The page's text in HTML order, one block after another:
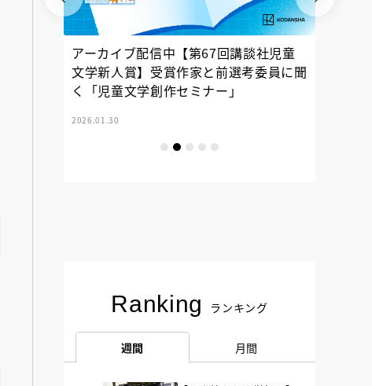
アーカイブ配信中【第67回講談社児童
文学新人賞】受賞作家と前選考委員に聞
く「児童文学創作セミナー」
2026.01.30
Ranking ランキング
週間 月間